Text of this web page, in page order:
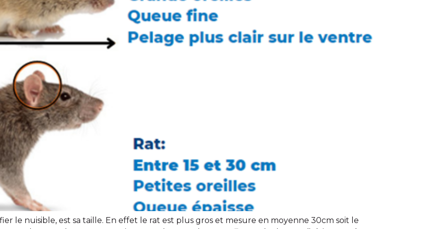
le nuisible, est sa taille. En effet le rat est plus gros et mesure en moyenne 30cm soit le